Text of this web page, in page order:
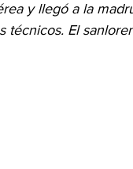
y llegó a la
técnicos. El